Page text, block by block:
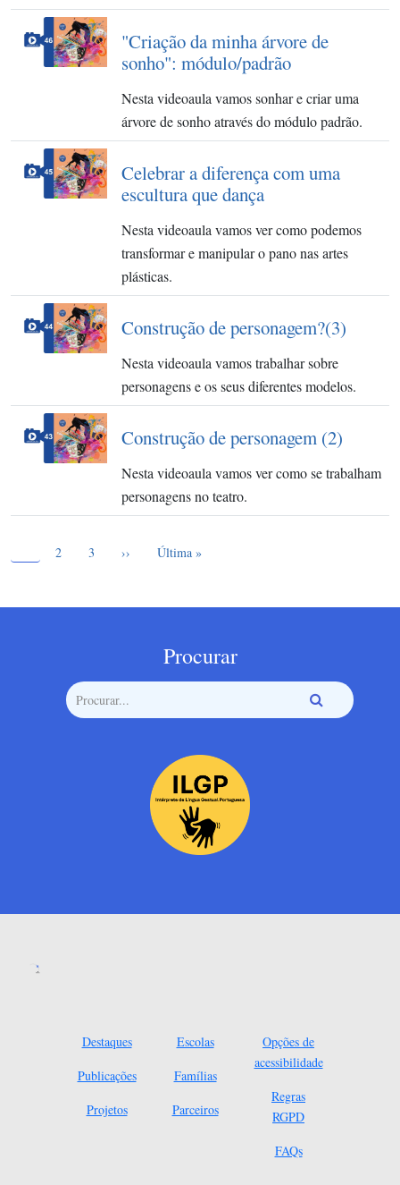
"Criação da minha árvore de
sonho": módulo/padrão
Nesta videoaula vamos sonhar e criar uma
árvore de sonho através do módulo padrão.
Celebrar a diferença com uma
escultura que dança
Nesta videoaula vamos ver como podemos
transformar e manipular o pano nas artes
plásticas.
Construção de personagem?(3)
Nesta videoaula vamos trabalhar sobre
personagens e os seus diferentes modelos.
Construção de personagem (2)
Nesta videoaula vamos ver como se trabalham
personagens no teatro.
Page
2 Page
3 Próxima página
›› Última página
Última »
Procurar
Destaques
Publicações
Projetos
Escolas
Famílias
Parceiros
Opções de
acessibilidade
Regras
RGPD
FAQs